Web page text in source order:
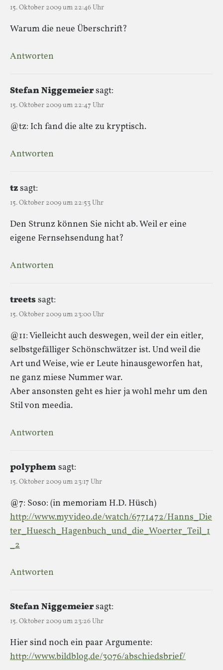
15. Oktober 2009 um 22:46 Uhr
Warum die neue Überschrift?
Antworten
Stefan Niggemeiersagt:
15. Oktober 2009 um 22:47 Uhr
@tz: Ich fand die alte zu kryptisch.
Antworten
tzsagt:
15. Oktober 2009 um 22:53 Uhr
Den Strunz können Sie nicht ab. Weil er eine
eigene Fernsehsendung hat?
Antworten
treetssagt:
15. Oktober 2009 um 23:00 Uhr
@11: Vielleicht auch deswegen, weil der ein eitler,
selbstgefälliger Schönschwätzer ist. Und weil die
Art und Weise, wie er Leute hinausgeworfen hat,
ne ganz miese Nummer war.
Aber ansonsten geht es hier ja wohl mehr um den
Stil von meedia.
Antworten
polyphemsagt:
15. Oktober 2009 um 23:17 Uhr
@7: Soso: (in memoriam H.D. Hüsch)
http://www.myvideo.de/watch/6771472/Hanns_Die
ter_Huesch_Hagenbuch_und_die_Woerter_Teil_1
_2
Antworten
Stefan Niggemeiersagt:
15. Oktober 2009 um 23:26 Uhr
Hier sind noch ein paar Argumente:
http://www.bildblog.de/3076/abschiedsbrief/